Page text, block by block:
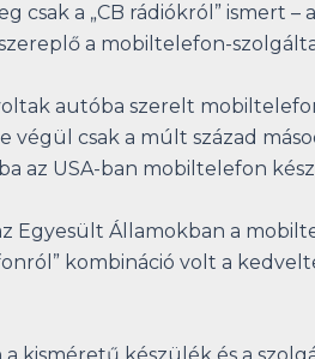
csak a „CB rádiókról”
a mobiltelefon-
autóba szerelt
csak a múlt század
az USA-ban mobiltelefon
Egyesült Államokban a
kombináció volt a